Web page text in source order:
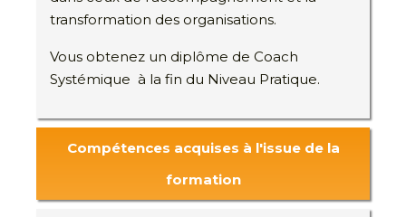
transformation des organisations.
Vous obtenez un diplôme de Coach
Systémique à la fin du Niveau Pratique.
Compétences acquises à l'issue de la
formation